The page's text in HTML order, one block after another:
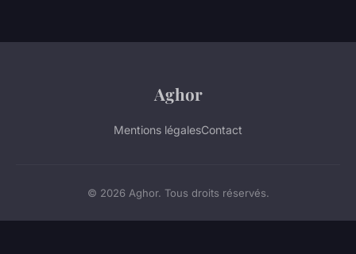
Aghor
Mentions légalesContact
© 2026 Aghor. Tous droits réservés.